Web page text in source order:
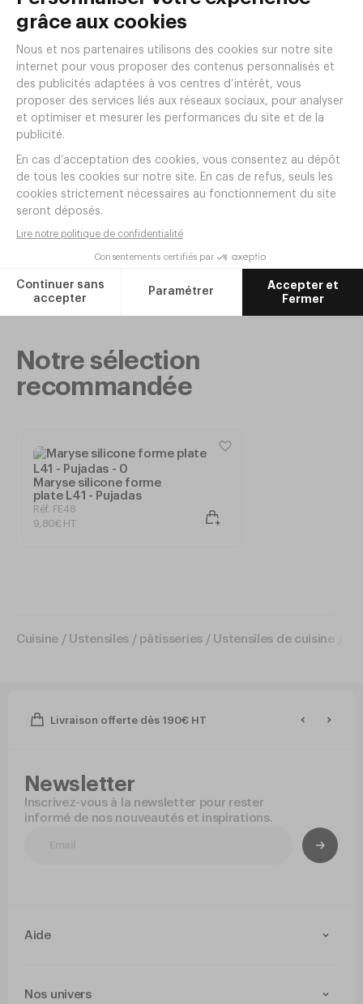
Produits de la même
gamme
3,60€ HT
Notre sélection
recommandée
Maryse silicone forme
plate L41 - Pujadas
Réf. FE48
9, 80€ HT
Cuisine / Ustensiles / pâtisseries / Ustensiles de cuisine
Livraison offerte dès 190€ HT
Newsletter
Inscrivez-vous à la newsletter pour rester
informé de nos nouveautés et inspirations.
Aide
Livraison et retours
Nos univers